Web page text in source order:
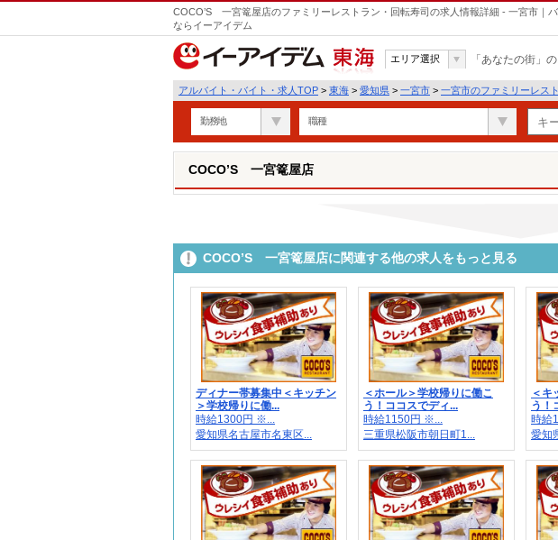
COCO’S 一宮篭屋店のファミリーレストラン・回転寿司の求人情報詳細 - 一宮市｜
ならイーアイデム
東海
エリア選択 「あなたの街」
アルバイト・バイト・求人TOP > 東海 > 愛知県 > 一宮市 > 一宮市のファミリーレス
勤務地 職種
COCO’S 一宮篭屋店
COCO’S 一宮篭屋店に関連する他の求人をもっと見る
ディナー帯募集中＜キッチン
＞学校帰りに働...
時給1300円 ※...
愛知県名古屋市名東区...
＜ホール＞学校帰りに働こ
う！ココスでディ...
時給1150円 ※...
三重県松阪市朝日町1...
＜キ
う！
時給
愛知